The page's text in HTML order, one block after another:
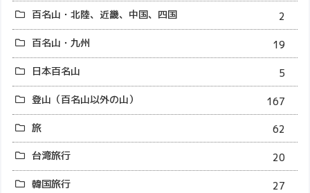
百名山・北陸、近畿、中国、四国
2
百名山・九州
19
日本百名山
5
登山（百名山以外の山）
167
旅
62
台湾旅行
20
韓国旅行
27